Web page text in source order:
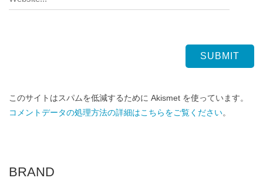
このサイトはスパムを低減するために Akismet を使っています。
コメントデータの処理方法の詳細はこちらをご覧ください。
BRAND